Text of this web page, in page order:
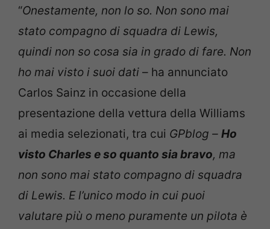
“Onestamente, non lo so. Non sono mai
stato compagno di squadra di Lewis,
quindi non so cosa sia in grado di fare. Non
ho mai visto i suoi dati – ha annunciato
Carlos Sainz in occasione della
presentazione della vettura della Williams
ai media selezionati, tra cui GPblog – Ho
visto Charles e so quanto sia bravo, ma
non sono mai stato compagno di squadra
di Lewis. E l’unico modo in cui puoi
valutare più o meno puramente un pilota è